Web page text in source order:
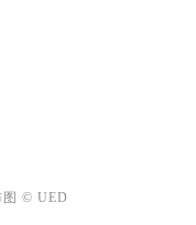
图 © UED